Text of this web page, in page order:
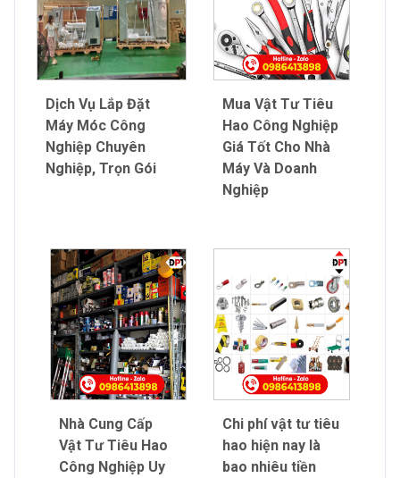
Dịch Vụ Lắp Đặt
Máy Móc Công
Nghiệp Chuyên
Nghiệp, Trọn Gói
Mua Vật Tư Tiêu
Hao Công Nghiệp
Giá Tốt Cho Nhà
Máy Và Doanh
Nghiệp
Nhà Cung Cấp
Vật Tư Tiêu Hao
Công Nghiệp Uy
Chi phí vật tư tiêu
hao hiện nay là
bao nhiêu tiền